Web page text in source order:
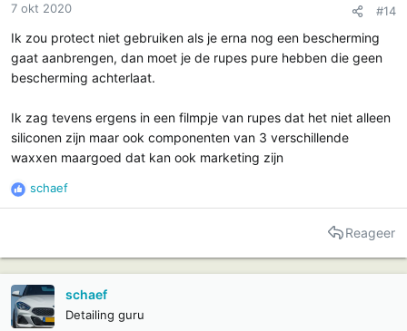
7 okt 2020 #14
Ik zou protect niet gebruiken als je erna nog een bescherming
gaat aanbrengen, dan moet je de rupes pure hebben die geen
bescherming achterlaat.
Ik zag tevens ergens in een filmpje van rupes dat het niet alleen
siliconen zijn maar ook componenten van 3 verschillende
waxxen maargoed dat kan ook marketing zijn
R
e
i
e
s
schaef
Reageer
schaef
Detailing guru